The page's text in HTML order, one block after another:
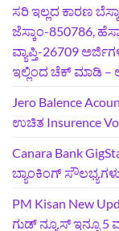
ಸರಿ ಇಲ್ಲದ ಕಾರಣ
ಜೆಸ್ಕಾಂ-850786,
ವ್ಯಾಪ್ತಿ-26709
ಇಲ್ಲಿಂದ ಚೆಕ್ ಮಾಡಿ –
Jero Balence
ಉಚಿತ Insurence
Canara Bank
ಬ್ಯಾಂಕಿಂಗ್
PM Kisan New
ಗುಡ್‌ ನ್ಯೂಸ್ ಇನ್ನೂ